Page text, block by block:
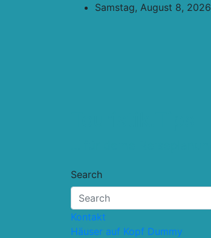
Samstag, August 8, 2026
Search
Kontakt
Häuser auf Kopf Dummy